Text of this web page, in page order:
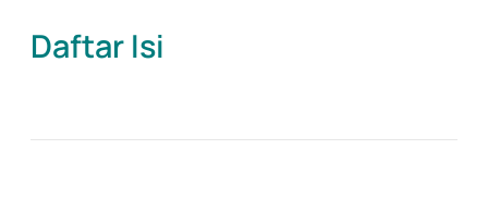
Daftar Isi